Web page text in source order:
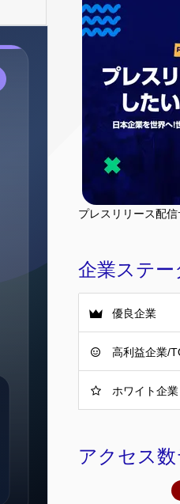
プレスリリース配信
企業ステー
優良企業
高利益企業/
ホワイト企業
アクセス